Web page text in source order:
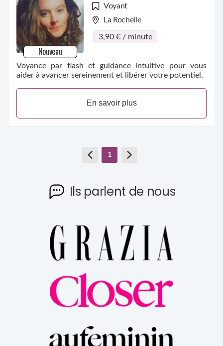
Nouveau
Voyant
La Rochelle
3,90 € / minute
Voyance par flash et guidance intuitive pour vous
aider à avancer sereinement et libérer votre potentiel.
En savoir plus
1
Ils parlent de nous